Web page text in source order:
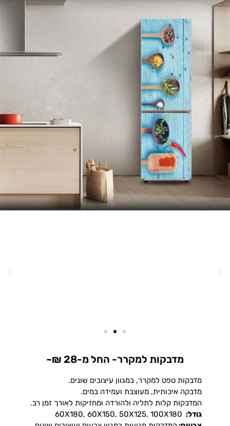
מדבקות למקרר- החל מ-28 ₪~
מדבקות טפט למקרר, במגוון עיצובים שונים.
מדבקה איכותית, מעוצבת ועמידה במים.
המדבקות קלות לתליה ולהורדה ומחזיקות לאורך זמן רב.
גודל: